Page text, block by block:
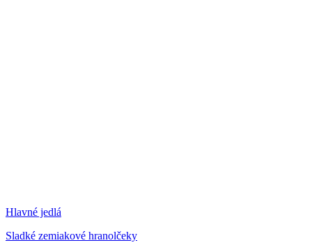
Hlavné jedlá
Sladké zemiakové hranolčeky